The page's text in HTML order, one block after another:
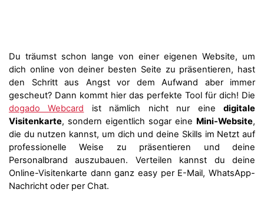
Du träumst schon lange von einer eigenen Website, um
dich online von deiner besten Seite zu präsentieren, hast
den Schritt aus Angst vor dem Aufwand aber immer
gescheut? Dann kommt hier das perfekte Tool für dich! Die
dogado Webcard ist nämlich nicht nur einedigitale
Visitenkarte, sondern eigentlich sogar eine Mini-Website,
die du nutzen kannst, um dich und deine Skills im Netzt auf
professionelle Weise zu präsentieren und deine
Personalbrand auszubauen. Verteilen kannst du deine
Online-Visitenkarte dann ganz easy per E-Mail, WhatsApp-
Nachricht oder per Chat.